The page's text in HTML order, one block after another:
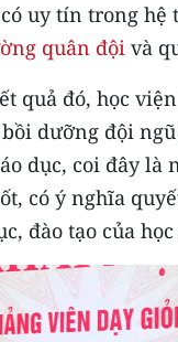
trị
uy tín trong hệ
quân đội và
quả đó, học
dưỡng đội
dục, coi đây là
có ý nghĩa
đào tạo của